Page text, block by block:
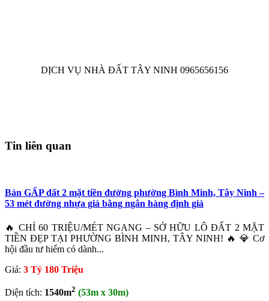
DỊCH VỤ NHÀ ĐẤT TÂY NINH 0965656156
Tin liên quan
Bán GẤP đất 2 mặt tiền đường phường Bình Minh, Tây Ninh –
53 mét đường nhựa giá bằng ngân hàng định giá
🔥 CHỈ 60 TRIỆU/MÉT NGANG – SỞ HỮU LÔ ĐẤT 2 MẶT
TIỀN ĐẸP TẠI PHƯỜNG BÌNH MINH, TÂY NINH! 🔥 💎 Cơ
hội đầu tư hiếm có dành...
Giá: 3 Tỷ 180 Triệu
Diện tích: 1540m2 (53m x 30m)